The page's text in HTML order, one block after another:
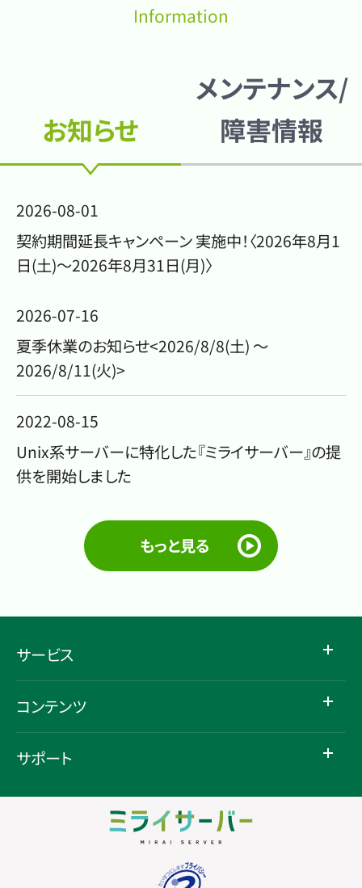
Information
お知らせ
メンテナンス/
障害情報
2026-08-01
契約期間延長キャンペーン 実施中！〈2026年8月1
日(土)～2026年8月31日(月)〉
2026-07-16
夏季休業のお知らせ<2026/8/8(土) ～
2026/8/11(火)>
2022-08-15
Unix系サーバーに特化した『ミライサーバー』の提
供を開始しました
もっと見る
サービス
コンテンツ
サポート